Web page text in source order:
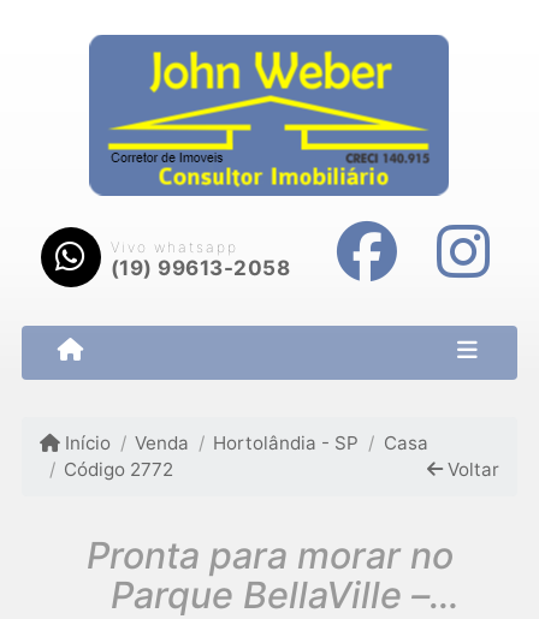
Vivo whatsapp
(19) 99613-2058
Início Venda Hortolândia - SP
Casa
Código 2772
Voltar
Pronta para morar no
Parque BellaVille –